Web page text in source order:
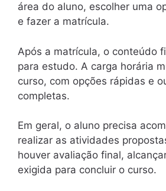
área do aluno, escolher uma
e fazer a matrícula.
Após a matrícula, o conteúdo
para estudo. A carga horária
curso, com opções rápidas e
completas.
Em geral, o aluno precisa
realizar as atividades
houver avaliação final,
exigida para concluir o curso.